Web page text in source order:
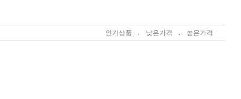
인기상품 낮은가격 높은가격